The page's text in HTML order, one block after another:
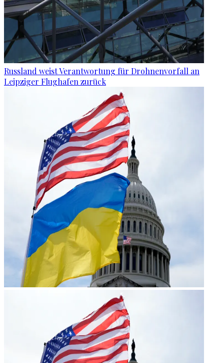
Russland weist Verantwortung für Drohnenvorfall an
Leipziger Flughafen zurück